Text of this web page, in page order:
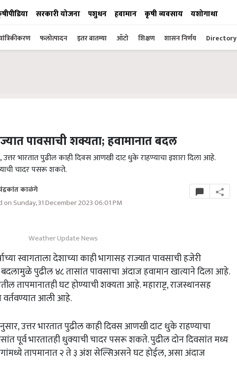
सरकारी योजना पशुधन हवामान कृषी व्यवसाय यशोगाथा
फलोत्पादन इतर बातम्या ऑटो शिक्षण शासन निर्णय Directory
पावसाची शक्यता; हवामानात बदल
उत्तर भारतात पुढील काही दिवस आणखी दाट धुके राहण्याचा इशारा दिला आहे.
चादर पसरू शकते.
काळंगे
Sunday, 31 December 2023 06:01 PM
Weather Update News
स्वागताला देशाच्या काही भागासह राज्यात पावसाची हजेरी
पुढील ४८ तासांत पावसाचा अंदाज हवामान खात्याने दिला आहे.
तापमानातही घट होण्याची शक्यता आहे. महाराष्ट्र, राजस्थानसह
वर्तवण्यात आली आहे.
उत्तर भारतात पुढील काही दिवस आणखी दाट धुके राहण्याचा
पूर्व भारतातही धुक्याची चादर पसरू शकते. पुढील दोन दिवसांत मध्य
तापमानात २ ते ३ अंश सेल्सिअसने घट होईल, असा अंदाज